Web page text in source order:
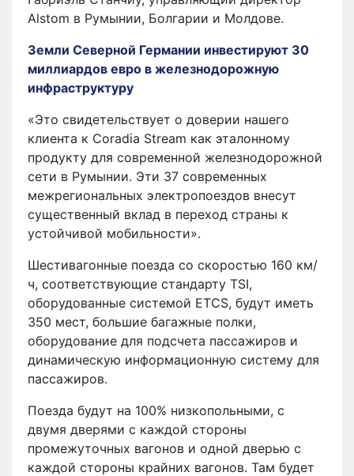
Alstom в Румынии, Болгарии и Молдове.
Земли Северной Германии инвестируют 30
миллиардов евро в железнодорожную
инфраструктуру
«Это свидетельствует о доверии нашего
клиента к Coradia Stream как эталонному
продукту для современной железнодорожной
сети в Румынии. Эти 37 современных
межрегиональных электропоездов внесут
существенный вклад в переход страны к
устойчивой мобильности».
Шестивагонные поезда со скоростью 160 км/
ч, соответствующие стандарту TSI,
оборудованные системой ETCS, будут иметь
350 мест, большие багажные полки,
оборудование для подсчета пассажиров и
динамическую информационную систему для
пассажиров.
Поезда будут на 100% низкопольными, с
двумя дверями с каждой стороны
промежуточных вагонов и одной дверью с
каждой стороны крайних вагонов. Там будет